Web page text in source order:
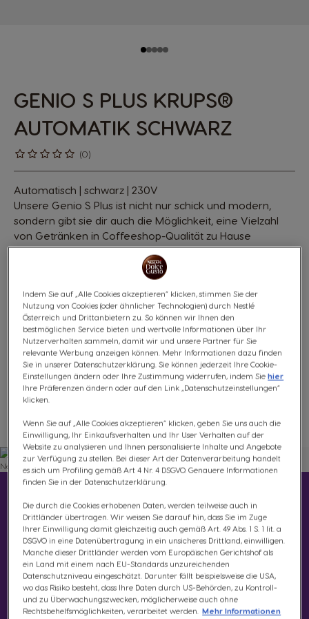
GENIO S PLUS KRUPS®
AUTOMATIK SCHWARZ
(0)
Automatisch | schwarz | 230V
Unsere Genio S Plus ist nicht nur schick und modern,
sondern gibt sie dir auch die Möglichkeit, eine Vielzahl
von Getränken in Coffeeshop-Qualität zu Hause
zuzubereiten - mit Leichtigkeit und ganz nach deinem
€ 99,99
Wunschliste
Wunschzettel
Perfektion auf knopfdruck
und ganz individuell
Die Genio S Plus überlässt dir die Kontrolle,
die Größe und Temperatur deines Kaffees
ganz präzise und individuell einzustellen.
Außerdem kannst du deinem Espresso auf
Indem Sie auf „Alle Cookies akzeptieren“ klicken, stimmen Sie der
Nutzung von Cookies (oder ähnlicher Technologien) durch Nestlé
Österreich und Drittanbietern zu. So können wir Ihnen den
bestmöglichen Service bieten und wertvolle Informationen über Ihr
Nutzerverhalten sammeln, damit wir und unsere Partner für Sie
relevante Werbung anzeigen können. Mehr Informationen dazu finden
Sie in unserer Datenschutzerklärung. Sie können jederzeit Ihre Cookie-
Einstellungen ändern oder Ihre Zustimmung widerrufen, indem Siehier
Ihre Präferenzen ändern oder auf den Link „Datenschutzeinstellungen“
klicken.
Wenn Sie auf „Alle Cookies akzeptieren“ klicken, geben Sie uns auch die
Einwilligung, Ihr Einkaufsverhalten und Ihr User Verhalten auf der
Website zu analysieren und Ihnen personalisierte Inhalte und Angebote
zur Verfügung zu stellen. Bei dieser Art der Datenverarbeitung handelt
es sich um Profiling gemäß Art 4 Nr. 4 DSGVO. Genauere Informationen
finden Sie in der Datenschutzerklärung.
Die durch die Cookies erhobenen Daten, werden teilweise auch in
Drittländer übertragen. Wir weisen Sie darauf hin, dass Sie im Zuge
Ihrer Einwilligung damit gleichzeitig auch gemäß Art. 49 Abs. 1 S. 1 lit. a
DSGVO in eine Datenübertragung in ein unsicheres Drittland, einwilligen.
Manche dieser Drittländer werden vom Europäischen Gerichtshof als
ein Land mit einem nach EU-Standards unzureichenden
Datenschutzniveau eingeschätzt. Darunter fällt beispielsweise die USA,
wo das Risiko besteht, dass Ihre Daten durch US-Behörden, zu Kontroll-
und zu Überwachungszwecken, möglicherweise auch ohne
Rechtsbehelfsmöglichkeiten, verarbeitet werden.
Mehr Informationen